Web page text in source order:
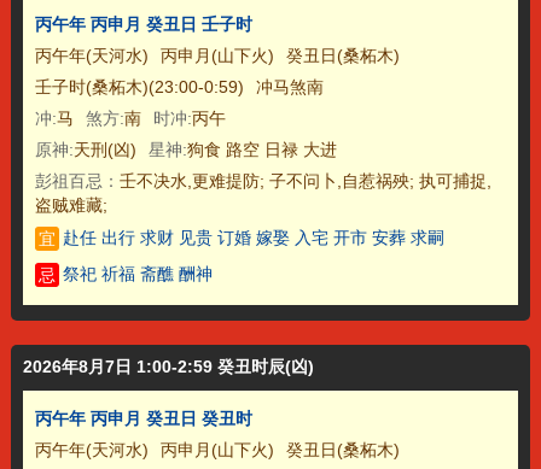
丙午年 丙申月 癸丑日 壬子时
丙午年(天河水)
丙申月(山下火)
癸丑日(桑柘木)
壬子时(桑柘木)(23:00-0:59)
冲马煞南
冲:马 煞方:南 时冲:丙午
原神:天刑(凶) 星神:狗食 路空 日禄 大进
彭祖百忌： 壬不决水,更难提防; 子不问卜,自惹祸殃; 执可捕捉,
盗贼难藏;
宜 赴任 出行 求财 见贵 订婚 嫁娶 入宅 开市 安葬 求嗣
忌 祭祀 祈福 斋醮 酬神
2026年8月7日 1:00-2:59 癸丑时辰(凶)
丙午年 丙申月 癸丑日 癸丑时
丙午年(天河水)
丙申月(山下火)
癸丑日(桑柘木)